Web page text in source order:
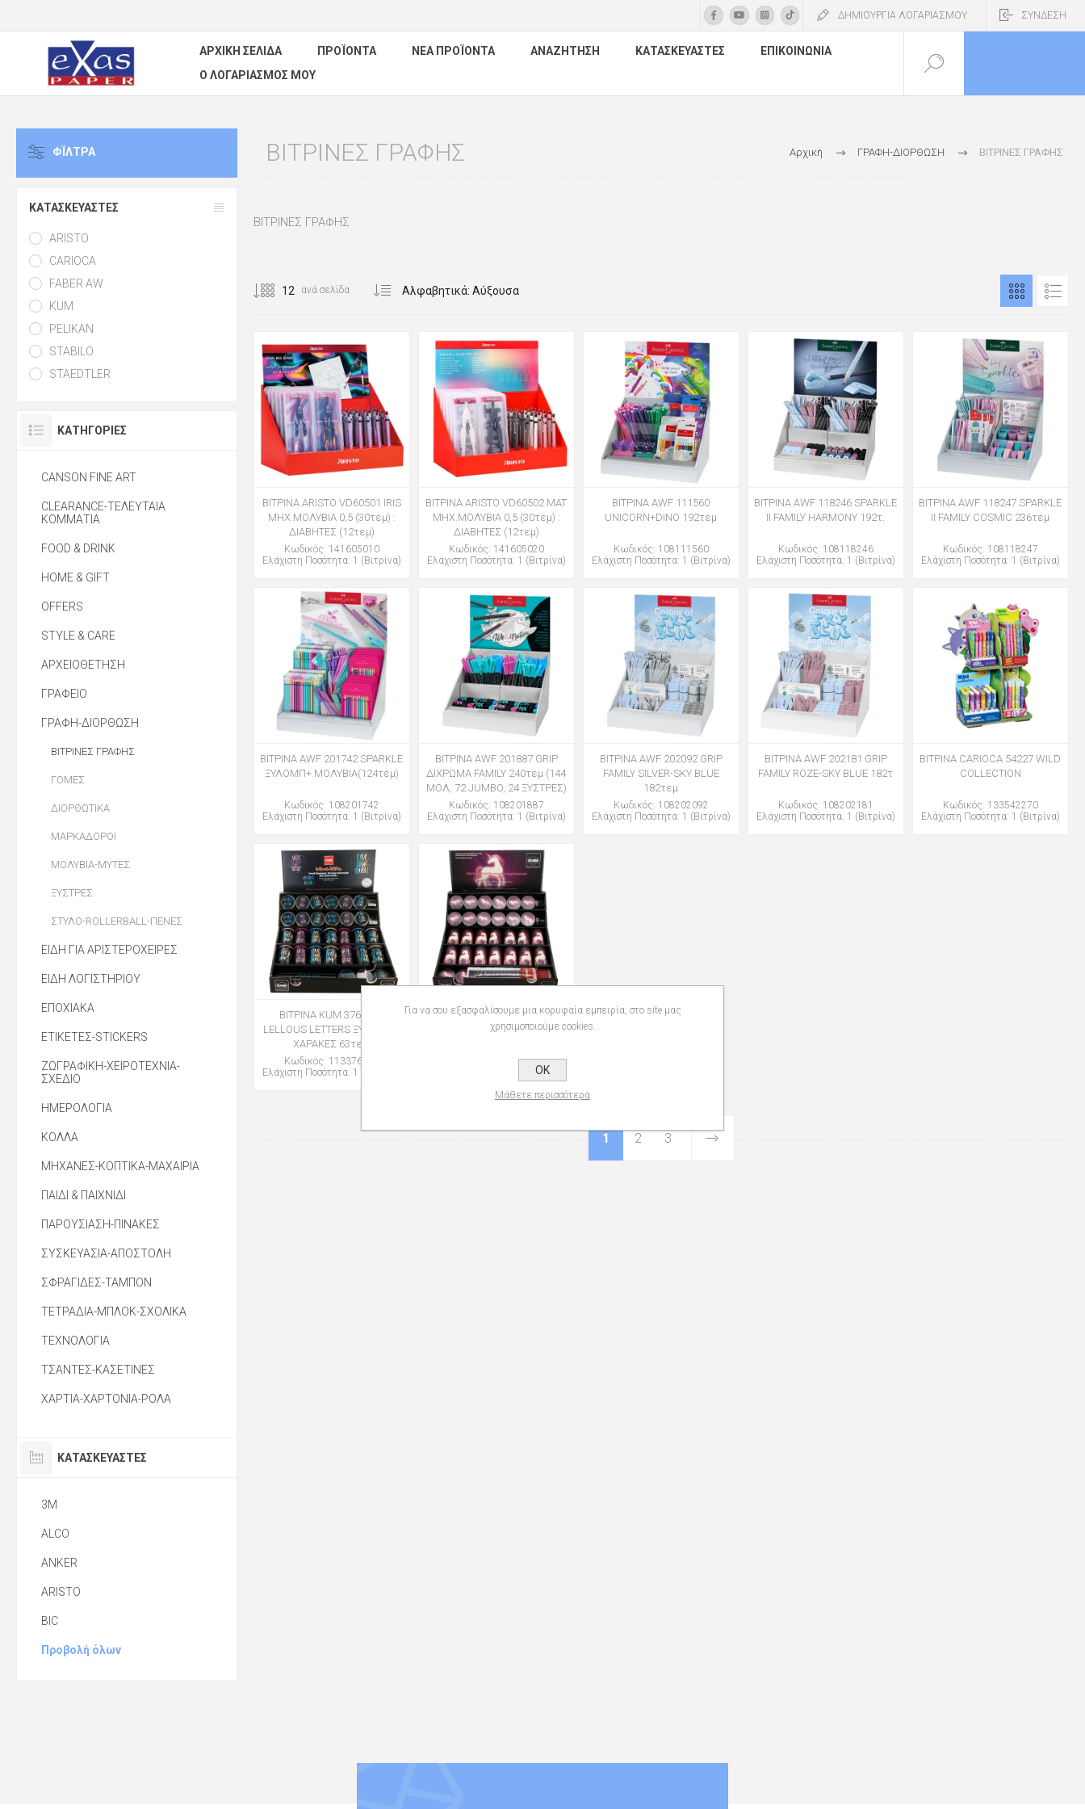
ΔΗΜΙΟΥΡΓΙΑ ΛΟΓΑΡΙΑΣΜΟΥ ΣΥΝΔΕΣΗ
ΑΡΧΙΚΉ ΣΕΛΊΔΑ ΠΡΟΪΌΝΤΑ ΝΈΑ ΠΡΟΪΌΝΤΑ ΑΝΑΖΉΤΗΣΗ ΚΑΤΑΣΚΕΥΑΣΤΈΣ
ΕΠΙΚΟΙΝΩΝΊΑ
Ο ΛΟΓΑΡΙΑΣΜΌΣ ΜΟΥ
Αρχική ΓΡΑΦΗ-ΔΙΟΡΘΩΣΗ ΒΙΤΡΙΝΕΣ ΓΡΑΦΗΣ
ΒΙΤΡΙΝΕΣ ΓΡΑΦΗΣ
ΒΙΤΡΙΝΕΣ ΓΡΑΦΗΣ
ανά σελίδα
ΒΙΤΡΙΝΑ ARISTO VD60501 IRIS
ΜΗΧ.ΜΟΛΥΒΙΑ 0,5 (30τεμ) :
ΔΙΑΒΗΤΕΣ (12τεμ)
Κωδικός: 141605010
Ελάχιστη Ποσότητα: 1 (Βιτρίνα)
ΒΙΤΡΙΝΑ ARISTO VD60502 MAT
ΜΗΧ.ΜΟΛΥΒΙΑ 0,5 (30τεμ) :
ΔΙΑΒΗΤΕΣ (12τεμ)
Κωδικός: 141605020
Ελάχιστη Ποσότητα: 1 (Βιτρίνα)
ΒΙΤΡΙΝΑ AWF 111560
UNICORN+DINO 192τεμ
Κωδικός: 108111560
Ελάχιστη Ποσότητα: 1 (Βιτρίνα)
ΒΙΤΡΙΝΑ AWF 118246 SPARKLE
II FAMILY HARMONY 192τ.
Κωδικός: 108118246
Ελάχιστη Ποσότητα: 1 (Βιτρίνα)
ΒΙΤΡΙΝΑ AWF 118247 SPARKLE
II FAMILY COSMIC 236τεμ
Κωδικός: 108118247
Ελάχιστη Ποσότητα: 1 (Βιτρίνα)
ΒΙΤΡΙΝΑ AWF 201742 SPARKLE
ΞΥΛΟΜΠ+ ΜΟΛΥΒΙΑ(124τεμ)
Κωδικός: 108201742
Ελάχιστη Ποσότητα: 1 (Βιτρίνα)
ΒΙΤΡΙΝΑ AWF 201887 GRIP
ΔΙΧΡΩΜΑ FAMILY 240τεμ (144
ΜΟΛ, 72 JUMBO, 24 ΞΥΣΤΡΕΣ)
Κωδικός: 108201887
Ελάχιστη Ποσότητα: 1 (Βιτρίνα)
ΒΙΤΡΙΝΑ AWF 202092 GRIP
FAMILY SILVER-SKY BLUE
182τεμ
Κωδικός: 108202092
Ελάχιστη Ποσότητα: 1 (Βιτρίνα)
ΒΙΤΡΙΝΑ AWF 202181 GRIP
FAMILY ROZE-SKY BLUE 182τ
Κωδικός: 108202181
Ελάχιστη Ποσότητα: 1 (Βιτρίνα)
ΒΙΤΡΙΝΑ CARIOCA 54227 WILD
COLLECTION
Κωδικός: 133542270
Ελάχιστη Ποσότητα: 1 (Βιτρίνα)
ΒΙΤΡΙΝΑ KUM 3760314
LELLOUS LETTERS ΞΥΣΤΡΕΣ :
ΧΑΡΑΚΕΣ 63τεμ.
Κωδικός: 113376314
Ελάχιστη Ποσότητα: 1 (Βιτρίνα)
ΒΙΤΡΙΝΑ KUM 3800314
UNICORN ΞΥΣΤΡΕΣ : ΧΑΡΑΚΕΣ
Κωδικός: 113380314
Ελάχιστη Ποσότητα: 1 (Βιτρίνα)
1 2 3
ΦΪΛΤΡΑ
ΚΑΤΑΣΚΕΥΑΣΤΈΣ
ARISTO
CARIOCA
FABER AW
KUM
PELIKAN
STABILO
STAEDTLER
ΚΑΤΗΓΟΡΊΕΣ
CANSON FINE ART
CLEARANCE-ΤΕΛΕΥΤΑΙΑ
ΚΟΜΜΑΤΙΑ
FOOD & DRINK
HOME & GIFT
OFFERS
STYLE & CARE
ΑΡΧΕΙΟΘΕΤΗΣΗ
ΓΡΑΦΕΙΟ
ΓΡΑΦΗ-ΔΙΟΡΘΩΣΗ
ΒΙΤΡΙΝΕΣ ΓΡΑΦΗΣ
ΓΟΜΕΣ
ΔΙΟΡΘΩΤΙΚΑ
ΜΑΡΚΑΔΟΡΟΙ
ΜΟΛΥΒΙΑ-ΜΥΤΕΣ
ΞΥΣΤΡΕΣ
ΣΤΥΛΟ-ROLLERBALL-ΠΕΝΕΣ
ΕΙΔΗ ΓΙΑ ΑΡΙΣΤΕΡΟΧΕΙΡΕΣ
ΕΙΔΗ ΛΟΓΙΣΤΗΡΙΟΥ
ΕΠΟΧΙΑΚΑ
ΕΤΙΚΕΤΕΣ-STICKERS
ΖΩΓΡΑΦΙΚΗ-ΧΕΙΡΟΤΕΧΝΙΑ-
ΣΧΕΔΙΟ
ΗΜΕΡΟΛΟΓΙΑ
ΚΟΛΛΑ
ΜΗΧΑΝΕΣ-ΚΟΠΤΙΚΑ-ΜΑΧΑΙΡΙΑ
ΠΑΙΔΙ & ΠΑΙΧΝΙΔΙ
ΠΑΡΟΥΣΙΑΣΗ-ΠΙΝΑΚΕΣ
ΣΥΣΚΕΥΑΣΙΑ-ΑΠΟΣΤΟΛΗ
ΣΦΡΑΓΙΔΕΣ-ΤΑΜΠΟΝ
ΤΕΤΡΑΔΙΑ-ΜΠΛΟΚ-ΣΧΟΛΙΚΑ
ΤΕΧΝΟΛΟΓΙΑ
ΤΣΑΝΤΕΣ-ΚΑΣΕΤΙΝΕΣ
ΧΑΡΤΙΑ-ΧΑΡΤΟΝΙΑ-ΡΟΛΑ
ΚΑΤΑΣΚΕΥΑΣΤΈΣ
3M
ALCO
ANKER
ARISTO
BIC
Προβολή όλων
Για να σου εξασφαλίσουμε μια κορυφαία εμπειρία, στο site μας
χρησιμοποιούμε cookies.
OK
Μάθετε περισσότερα